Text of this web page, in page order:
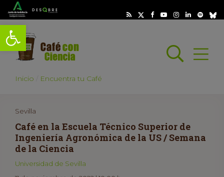
Abrir barra de herramientas
Abrir
Inicio Encuentra tu Café
Sevilla
Café en la Escuela Técnico Superior de
Ingeniería Agronómica de la US / Semana
de la Ciencia
Universidad de Sevilla